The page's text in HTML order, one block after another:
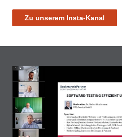
Zu unserem Insta-Kanal